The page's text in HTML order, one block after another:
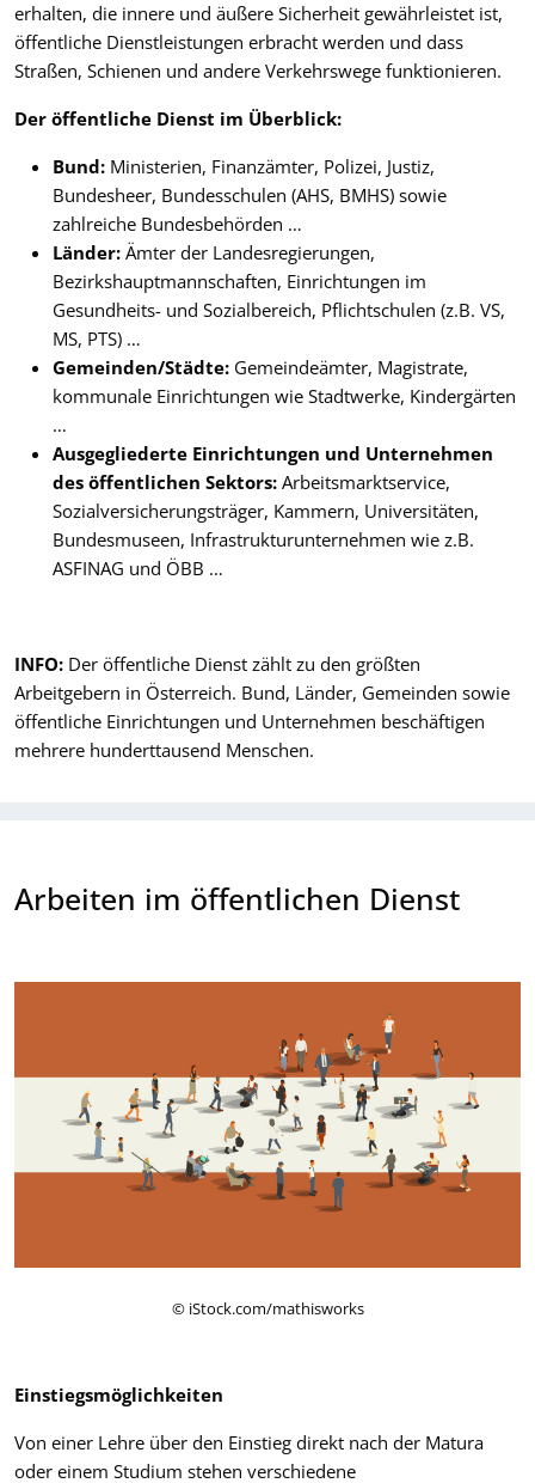
erhalten, die innere und äußere Sicherheit gewährleistet ist,
öffentliche Dienstleistungen erbracht werden und dass
Straßen, Schienen und andere Verkehrswege funktionieren.
Der öffentliche Dienst im Überblick:
Bund: Ministerien, Finanzämter, Polizei, Justiz,
Bundesheer, Bundesschulen (AHS, BMHS) sowie
zahlreiche Bundesbehörden …
Länder: Ämter der Landesregierungen,
Bezirkshauptmannschaften, Einrichtungen im
Gesundheits- und Sozialbereich, Pflichtschulen (z.B. VS,
MS, PTS) …
Gemeinden/Städte: Gemeindeämter, Magistrate,
kommunale Einrichtungen wie Stadtwerke, Kindergärten
…
Ausgegliederte Einrichtungen und Unternehmen
des öffentlichen Sektors: Arbeitsmarktservice,
Sozialversicherungsträger, Kammern, Universitäten,
Bundesmuseen, Infrastrukturunternehmen wie z.B.
ASFINAG und ÖBB …
INFO: Der öffentliche Dienst zählt zu den größten
Arbeitgebern in Österreich. Bund, Länder, Gemeinden sowie
öffentliche Einrichtungen und Unternehmen beschäftigen
mehrere hunderttausend Menschen.
Arbeiten im öffentlichen Dienst
© iStock.com/mathisworks
Einstiegsmöglichkeiten
Von einer Lehre über den Einstieg direkt nach der Matura
oder einem Studium stehen verschiedene